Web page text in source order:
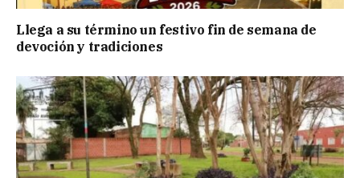
Llega a su término un festivo fin de semana de
devoción y tradiciones